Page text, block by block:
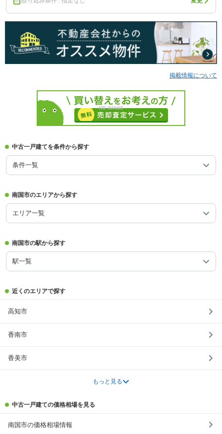
掲載情報について
中古一戸建てを条件から探す
条件一覧
南国市のエリアから探す
エリア一覧
南国市の駅から探す
駅一覧
近くのエリアで探す
高知市
香南市
香美市
もっと見る
中古一戸建ての価格相場を見る
南国市の価格相場情報